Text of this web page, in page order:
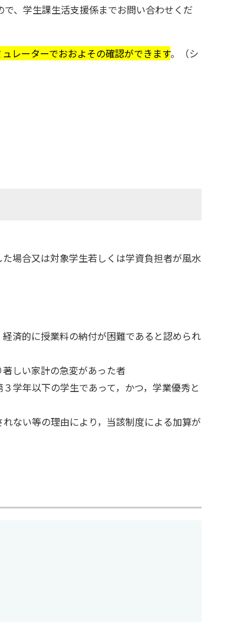
、学生課生活支援係までお問い合わせくだ
レーターでおおよその確認ができます。（シ
場合又は対象学生若しくは学資負担者が風水
済的に授業料の納付が困難であると認められ
しい家計の急変があった者
学年以下の学生であって，かつ，学業優秀と
ない等の理由により，当該制度による加算が